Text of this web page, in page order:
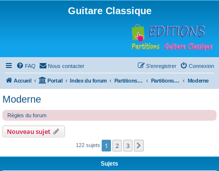
Guitare Classique
FAQ Nous contacter Connexion
S’enregistrer
Accueil Portail Index du forum Partitions pour guitare en libre téléchargement Partitions classées par compositeur Moderne
Moderne
Règles du forum
Nouveau sujet
122 sujets 1 2 3
Sujets